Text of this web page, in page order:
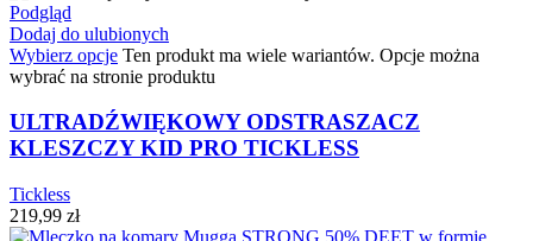
Podgląd
Dodaj do ulubionych
Wybierz opcje Ten produkt ma wiele wariantów. Opcje można
wybrać na stronie produktu
ULTRADŹWIĘKOWY ODSTRASZACZ
KLESZCZY KID PRO TICKLESS
Tickless
219,99 zł